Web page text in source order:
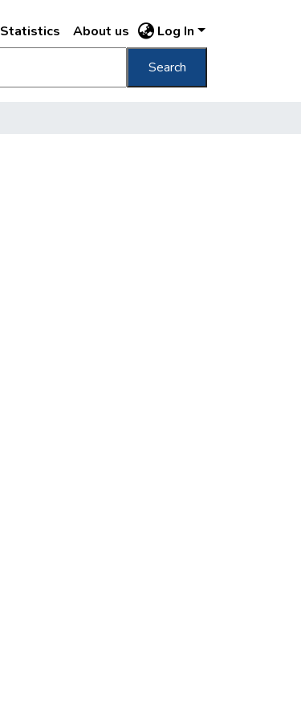
Statistics About us Log In
Search